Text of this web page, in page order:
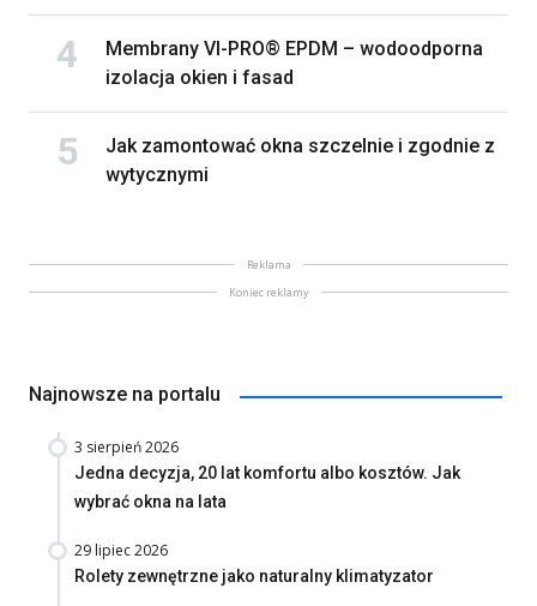
Membrany VI-PRO® EPDM – wodoodporna
izolacja okien i fasad
Jak zamontować okna szczelnie i zgodnie z
wytycznymi
Reklama
Koniec reklamy
Najnowsze na portalu
3 sierpień 2026
Jedna decyzja, 20 lat komfortu albo kosztów. Jak
wybrać okna na lata
29 lipiec 2026
Rolety zewnętrzne jako naturalny klimatyzator